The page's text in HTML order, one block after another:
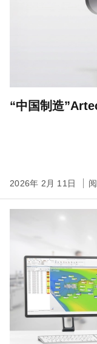
“中国制造
2026年 2月 11日